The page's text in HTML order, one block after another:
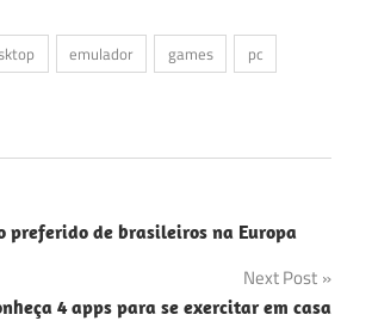
emulador games
pc
preferido de brasileiros na Europa
Next Post
4 apps para se exercitar em casa